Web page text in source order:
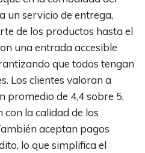
un servicio de entrega,
de los productos hasta el
una entrada accesible
que todos tengan
Los clientes valoran a
promedio de 4,4 sobre 5,
con la calidad de los
aceptan pagos
lo que simplifica el